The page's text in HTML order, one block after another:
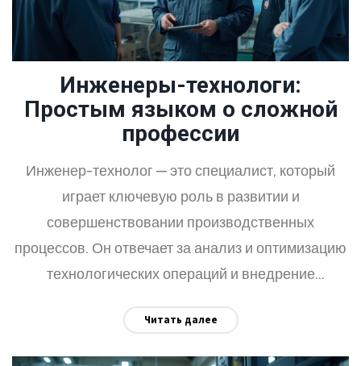
Инженеры-технологи:
Простым языком о сложной
профессии
Инженер-технолог — это специалист, который
играет ключевую роль в развитии и
совершенствовании производственных
процессов. Он отвечает за анализ и оптимизацию
технологических операций и внедрение
производства. Этот эксперт регулярно
Читать далее